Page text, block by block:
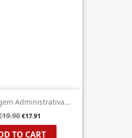
Administrativa...
€17.91
TO CART